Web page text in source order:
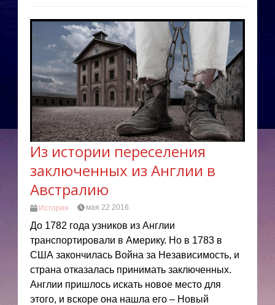
Из истории переселения
заключенных из Англии в
Австралию
История мая 22 2016
До 1782 года узников из Англии
транспортировали в Америку. Но в 1783 в
США закончилась Война за Независимость, и
страна отказалась принимать заключенных.
Англии пришлось искать новое место для
этого, и вскоре она нашла его – Новый